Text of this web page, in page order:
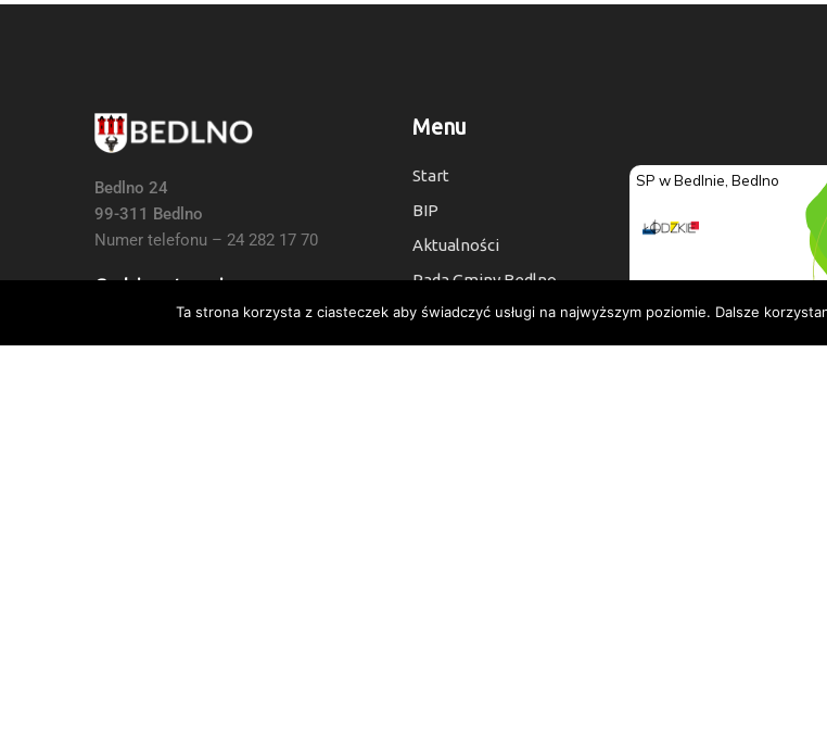
Bedlno 24
99-311 Bedlno
Numer telefonu – 24 282 17 70
Godziny otwarcia:
7:30 do 15:30, Sb i Nie: Nieczynne
Menu
Start
BIP
Aktualności
Rada Gminy Bedlno
Kontakt
Deklaracja dostępności
Ta strona korzysta z ciasteczek aby świadczyć usługi na najwyższym poziomie. Dalsze